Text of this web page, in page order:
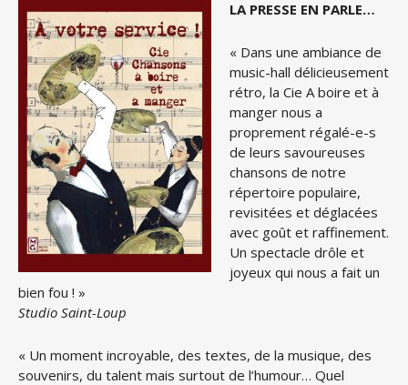
LA PRESSE EN PARLE…
« Dans une ambiance de
music-hall délicieusement
rétro, la Cie A boire et à
manger nous a
proprement régalé-e-s
de leurs savoureuses
chansons de notre
répertoire populaire,
revisitées et déglacées
avec goût et raffinement.
Un spectacle drôle et
joyeux qui nous a fait un
bien fou ! »
Studio Saint-Loup
« Un moment incroyable, des textes, de la musique, des
souvenirs, du talent mais surtout de l’humour… Quel